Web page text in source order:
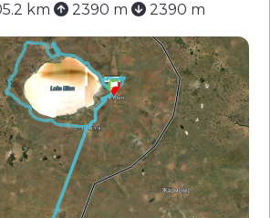
km 2390 m 2390 m